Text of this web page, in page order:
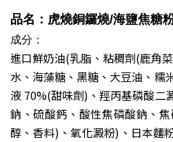
品名：虎燒銅鑼燒/海鹽焦糖
成分：
進口鮮奶油(乳脂、粘稠劑(鹿角
水、海藻糖、黑糖、大豆油、糯
液 70%(甜味劑)、羥丙基磷酸二
鈉、硫酸鈣、酸性焦磷酸鈉、
醇、香料)、氧化澱粉)、日本麵